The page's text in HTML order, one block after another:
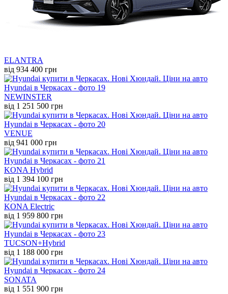
ELANTRA
від 934 400 грн
NEWINSTER
від 1 251 500 грн
VENUE
від 941 000 грн
KONA Hybrid
від 1 394 100 грн
KONA Electric
від 1 959 800 грн
TUCSON+Hybrid
від 1 188 000 грн
SONATA
від 1 551 900 грн